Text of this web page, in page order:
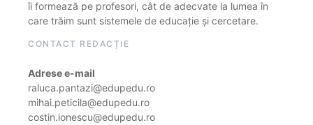
îi formează pe profesori, cât de adecvate la lumea în
care trăim sunt sistemele de educație și cercetare.
CONTACT REDACȚIE
Adrese e-mail
raluca.pantazi@edupedu.ro
mihai.peticila@edupedu.ro
costin.ionescu@edupedu.ro